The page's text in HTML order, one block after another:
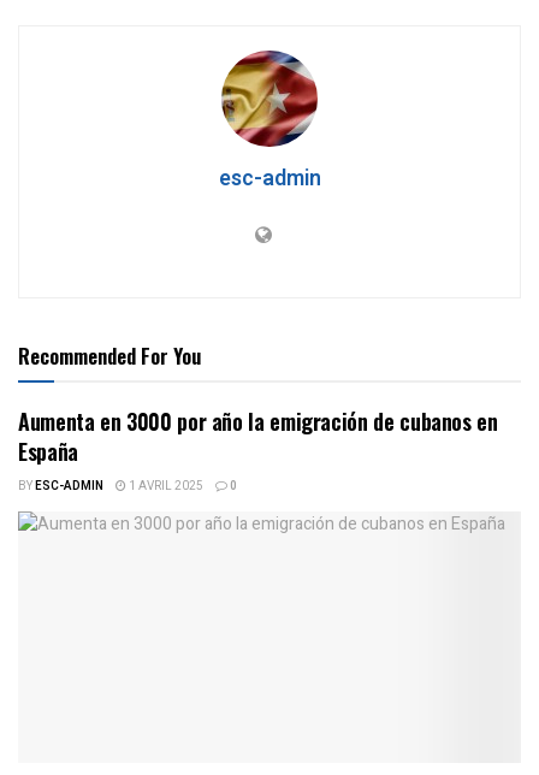
esc-admin
Recommended For You
Aumenta en 3000 por año la emigración de cubanos en
España
BYESC-ADMIN 1 AVRIL 2025 0